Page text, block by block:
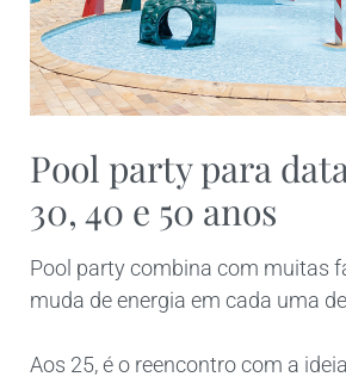
Pool party para
30, 40 e 50 anos
Pool party combina com muitas
muda de energia em cada uma
Aos 25, é o reencontro com a